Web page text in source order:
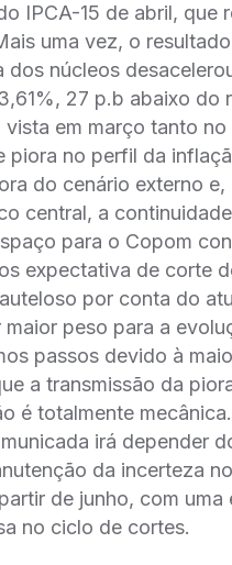
IPCA-15 de abril, que
uma vez, o
dos núcleos
27 p.b abaixo do
em março tanto no
piora no perfil da
do cenário externo e,
central, a
para o Copom
expectativa de corte
por conta do
peso para a
passos devido à
a transmissão da
é totalmente
irá depender
da incerteza
de junho, com uma
no ciclo de cortes.